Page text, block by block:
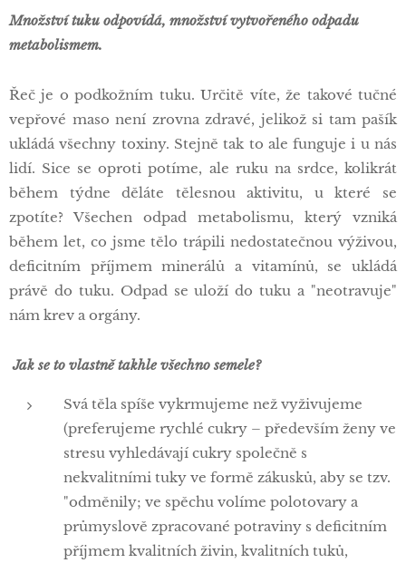
Množství tuku odpovídá, množství vytvořeného odpadu
metabolismem.
Řeč je o podkožním tuku. Určitě víte, že takové tučné
vepřové maso není zrovna zdravé, jelikož si tam pašík
ukládá všechny toxiny. Stejně tak to ale funguje i u nás
lidí. Sice se oproti potíme, ale ruku na srdce, kolikrát
během týdne děláte tělesnou aktivitu, u které se
zpotíte? Všechen odpad metabolismu, který vzniká
během let, co jsme tělo trápili nedostatečnou výživou,
deficitním příjmem minerálů a vitamínů, se ukládá
právě do tuku. Odpad se uloží do tuku a "neotravuje"
nám krev a orgány.
Jak se to vlastně takhle všechno semele?
Svá těla spíše vykrmujeme než vyživujeme
(preferujeme rychlé cukry – především ženy ve
stresu vyhledávají cukry společně s
nekvalitními tuky ve formě zákusků, aby se tzv.
"odměnily; ve spěchu volíme polotovary a
průmyslově zpracované potraviny s deficitním
příjmem kvalitních živin, kvalitních tuků,